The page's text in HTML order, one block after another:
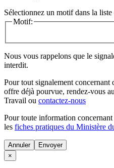
Sélectionnez un motif dans la liste
Motif:
Nous vous rappelons que le
interdit.
Pour tout signalement concernant
offre déjà pourvue, rendez-vous
Travail ou contactez-nous
Pour toute information concernant
les fiches pratiques du Ministère
Annuler
×